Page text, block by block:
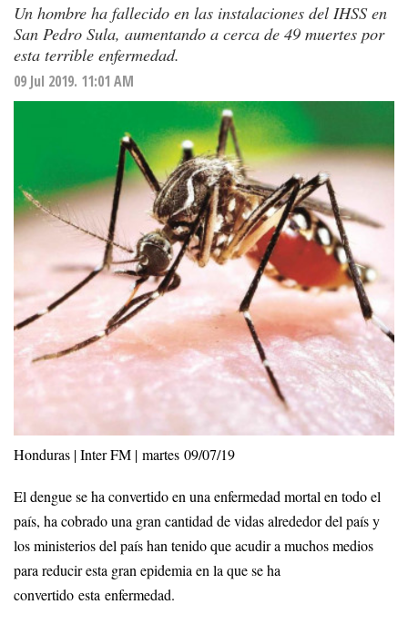
Un hombre ha fallecido en las instalaciones del IHSS en
San Pedro Sula, aumentando a cerca de 49 muertes por
esta terrible enfermedad.
09 Jul 2019. 11:01 AM
Honduras | Inter FM | martes 09/07/19
El dengue se ha convertido en una enfermedad mortal en todo el
país, ha cobrado una gran cantidad de vidas alrededor del país y
los ministerios del país han tenido que acudir a muchos medios
para reducir esta gran epidemia en la que se ha
convertido esta enfermedad.